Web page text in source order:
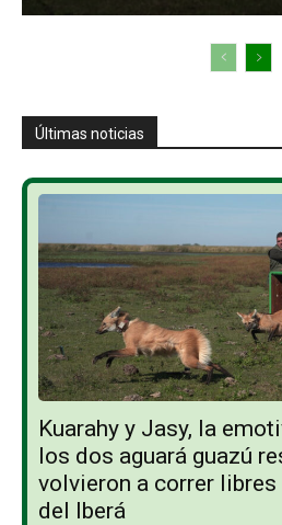
Últimas noticias
Kuarahy y Jasy, la
los dos aguará guazú
volvieron a correr
del Iberá